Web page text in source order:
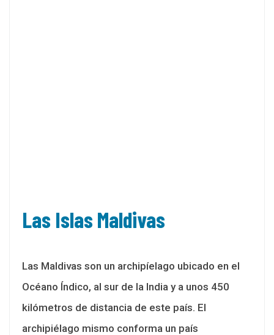
Las Islas Maldivas
Las Maldivas son un archipíelago ubicado en el
Océano Índico, al sur de la India y a unos 450
kilómetros de distancia de este país. El
archipiélago mismo conforma un país